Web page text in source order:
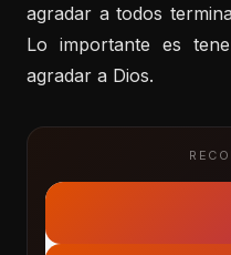
agradar a todos
Lo importante es
agradar a Dios.